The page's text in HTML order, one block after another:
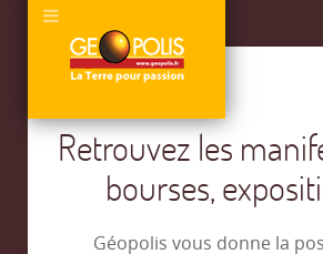
Retrouvez les
bourses,
Géopolis vous donne la